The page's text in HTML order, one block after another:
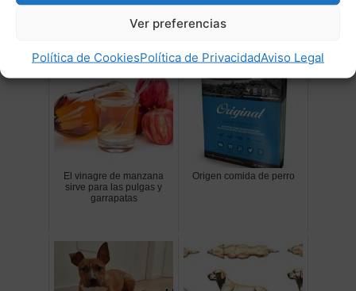
Ver preferencias
Política de CookiesPolítica de PrivacidadAviso Legal
Post Relacionados:
El vinagre de manzana
sirve para las pulgas y
garrapatas
Origen comida de perro